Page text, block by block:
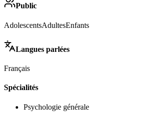
Public
AdolescentsAdultesEnfants
Langues parlées
Français
Spécialités
Psychologie générale